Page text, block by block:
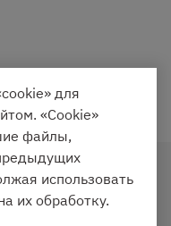
Стол.
для
«Cookie»
файлы,
использовать
их обработку.